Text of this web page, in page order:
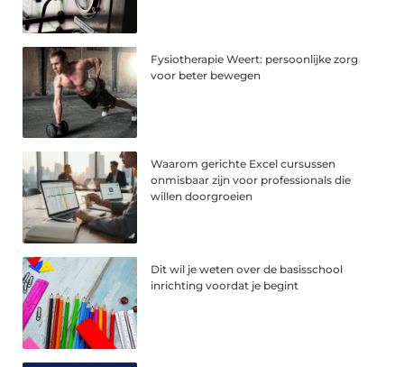
Fysiotherapie Weert: persoonlijke zorg
voor beter bewegen
Waarom gerichte Excel cursussen
onmisbaar zijn voor professionals die
willen doorgroeien
Dit wil je weten over de basisschool
inrichting voordat je begint